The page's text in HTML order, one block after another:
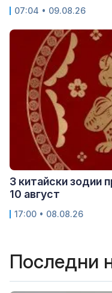
07:04 • 09.08.26
3 китайски зодии
10 август
17:00 • 08.08.26
Последни